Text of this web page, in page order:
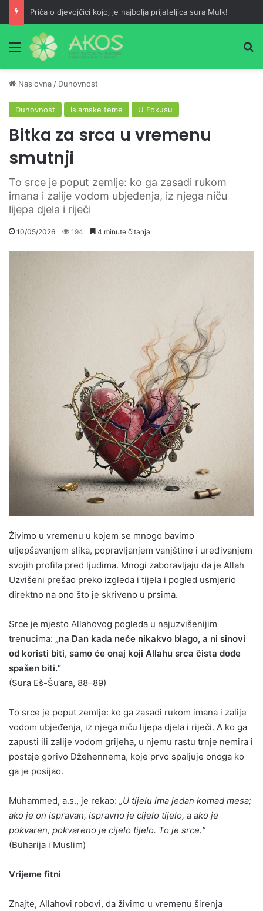
Priča o djevojčici kojoj je najbolja prijateljica sura Mulk!
Meni
Naslovna / Duhovnost
Duhovnost Islamske teme U Fokusu
Bitka za srca u vremenu
smutnji
To srce je poput zemlje: ko ga zasadi rukom
imana i zalije vodom ubjeđenja, iz njega niču
lijepa djela i riječi
10/05/2026 194 4 minute čitanja
Živimo u vremenu u kojem se mnogo bavimo
uljepšavanjem slika, popravljanjem vanjštine i uređivanjem
svojih profila pred ljudima. Mnogi zaboravljaju da je Allah
Uzvišeni prešao preko izgleda i tijela i pogled usmjerio
direktno na ono što je skriveno u prsima.
Srce je mjesto Allahovog pogleda u najuzvišenijim
trenucima: „na Dan kada neće nikakvo blago, a ni sinovi
od koristi biti, samo će onaj koji Allahu srca čista dođe
spašen biti.“
(Sura Eš-Šu‘ara, 88–89)
To srce je poput zemlje: ko ga zasadi rukom imana i zalije
vodom ubjeđenja, iz njega niču lijepa djela i riječi. A ko ga
zapusti ili zalije vodom grijeha, u njemu rastu trnje nemira i
postaje gorivo Džehennema, koje prvo spaljuje onoga ko
ga je posijao.
Muhammed, a.s., je rekao: „U tijelu ima jedan komad mesa;
ako je on ispravan, ispravno je cijelo tijelo, a ako je
pokvaren, pokvareno je cijelo tijelo. To je srce.“
(Buharija i Muslim)
Vrijeme fitni
Znajte, Allahovi robovi, da živimo u vremenu širenja